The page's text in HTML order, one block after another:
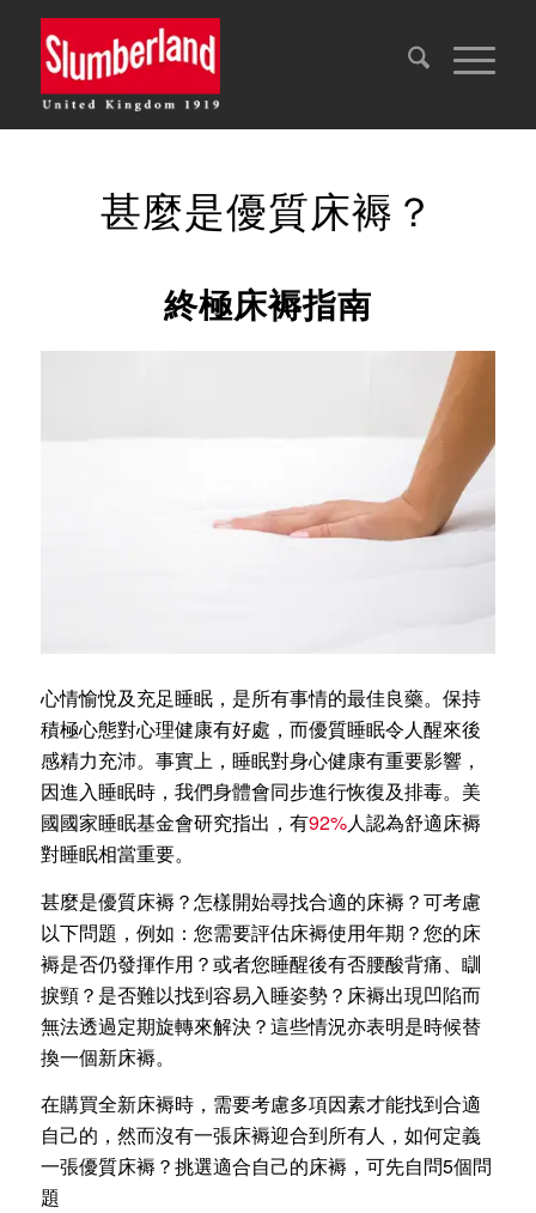
甚麼是優質床褥？
終極床褥指南
心情愉悅及充足睡眠，是所有事情的最佳良藥。保持
積極心態對心理健康有好處，而優質睡眠令人醒來後
感精力充沛。事實上，睡眠對身心健康有重要影響，
因進入睡眠時，我們身體會同步進行恢復及排毒。美
國國家睡眠基金會研究指出，有92%人認為舒適床褥
對睡眠相當重要。
甚麼是優質床褥？怎樣開始尋找合適的床褥？可考慮
以下問題，例如：您需要評估床褥使用年期？您的床
褥是否仍發揮作用？或者您睡醒後有否腰酸背痛、瞓
捩頸？是否難以找到容易入睡姿勢？床褥出現凹陷而
無法透過定期旋轉來解決？這些情況亦表明是時候替
換一個新床褥。
在購買全新床褥時，需要考慮多項因素才能找到合適
自己的，然而沒有一張床褥迎合到所有人，如何定義
一張優質床褥？挑選適合自己的床褥，可先自問5個問
題